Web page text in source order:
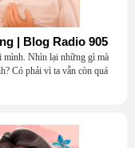
| Blog Radio 905
mình. Nhìn lại những gì mà
Có phải vì ta vẫn còn quá